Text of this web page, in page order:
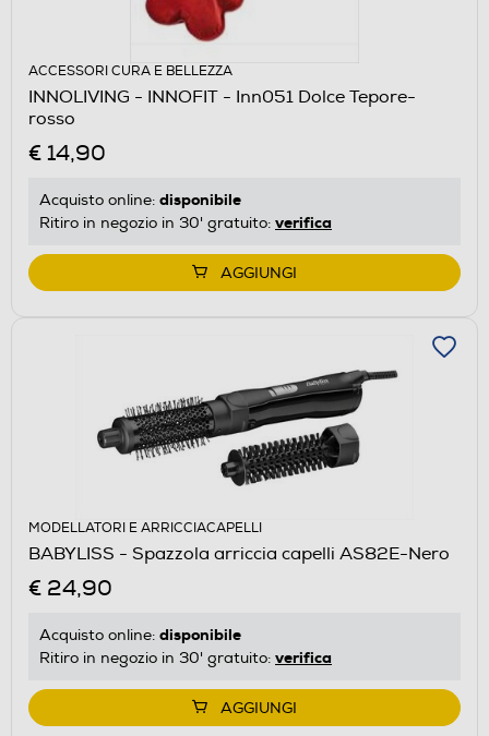
ACCESSORI CURA E BELLEZZA
INNOLIVING - INNOFIT - Inn051 Dolce Tepore-
rosso
€ 14,90
Acquisto online: disponibile
Ritiro in negozio in 30' gratuito: verifica
AGGIUNGI
MODELLATORI E ARRICCIACAPELLI
BABYLISS - Spazzola arriccia capelli AS82E-Nero
€ 24,90
Acquisto online: disponibile
Ritiro in negozio in 30' gratuito: verifica
AGGIUNGI